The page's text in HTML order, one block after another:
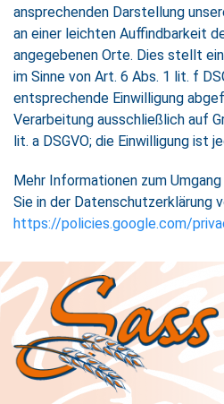
ansprechenden Darstellung
an einer leichten Auffindbarkeit
angegebenen Orte. Dies stellt
im Sinne von Art. 6 Abs. 1 lit. f
entsprechende Einwilligung
Verarbeitung ausschließlich auf
lit. a DSGVO; die Einwilligung ist
Mehr Informationen zum
Sie in der Datenschutzerklärung
https://policies.google.com/